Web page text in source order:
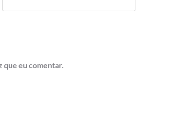
que eu comentar.